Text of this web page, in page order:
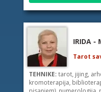
TEHNIKE:tarot, jijing,
kromoterapija,
pisanjem), numerologija,